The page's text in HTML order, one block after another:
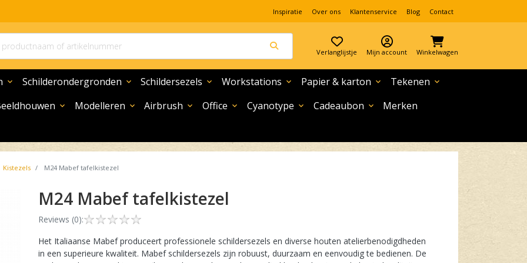
Inspiratie Over ons Klantenservice Blog Contact
Verlanglijstje Mijn account Winkelwagen
expand_more Schilderondergronden expand_more Schildersezels expand_more Workstations expand_more Papier & karton expand_more Tekenen expand_more
expand_more Modelleren expand_more Airbrush expand_more Office expand_more Cyanotype expand_more Cadeaubon expand_more
Merken
Kistezels M24 Mabef tafelkistezel
M24 Mabef tafelkistezel
Reviews (0):
Het Italiaanse Mabef produceert professionele schildersezels en diverse houten atelierbenodigdheden
in een superieure kwaliteit. Mabef schildersezels zijn robuust, duurzaam en eenvoudig te bedienen. De